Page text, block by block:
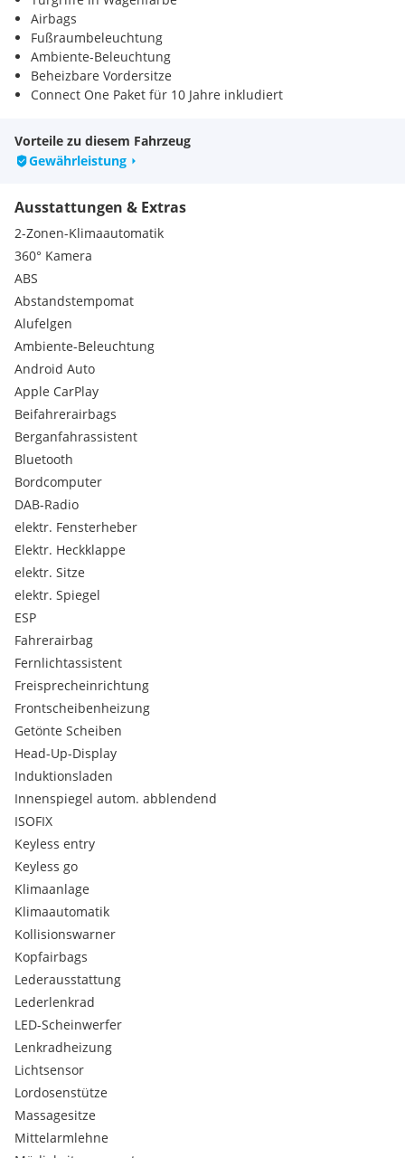
Airbags
Fußraumbeleuchtung
Ambiente-Beleuchtung
Beheizbare Vordersitze
Connect One Paket für 10 Jahre inkludiert
Garantie 2 Jahre Garantie
Kofferraumboden in Höhe verstellbar
Parkbremse, elektrisch
CITROËN Advanced Comfort Federung
Keyless Entry&Start
Sicherheitspaket Plus
Lenkrad in der Höhe und Länge verstellbar
On-Board Charger 3,7 kW-einphasig
10 Zoll digitales Kombiinstrument
12V Steckdosen
360 Grad Kamera mit Waschanlage
Alu Pedalerie
Ambiente HYPE BLUE
Audio-System mit MP3-Funktion
Außenspiegel mit Memoryfunktion und Absenkung im
Rückwärtsgang
Color Clips Gold Satin
LED Leselampen
LED Rücklichter "Citroën Light Wings"
Rückenlehne in der 2. Reihe verstellbar
Rücksitzbank teilbar 40/20/40
Vinyl Lenkrad schwarz glänzend
Getriebe: 7-Gang Doppelkuplungsgetriebe
Vorteile zu diesem Fahrzeug
Gewährleistung
Ausstattungen & Extras
2-Zonen-Klimaautomatik
360° Kamera
ABS
Abstandstempomat
Alufelgen
Ambiente-Beleuchtung
Android Auto
Apple CarPlay
Beifahrerairbags
Berganfahrassistent
Bluetooth
Bordcomputer
DAB-Radio
elektr. Fensterheber
Elektr. Heckklappe
elektr. Sitze
elektr. Spiegel
ESP
Fahrerairbag
Fernlichtassistent
Freisprecheinrichtung
Frontscheibenheizung
Getönte Scheiben
Head-Up-Display
Induktionsladen
Innenspiegel autom. abblendend
ISOFIX
Keyless entry
Keyless go
Klimaanlage
Klimaautomatik
Kollisionswarner
Kopfairbags
Lederausstattung
Lederlenkrad
LED-Scheinwerfer
Lenkradheizung
Lichtsensor
Lordosenstütze
Massagesitze
Mittelarmlehne